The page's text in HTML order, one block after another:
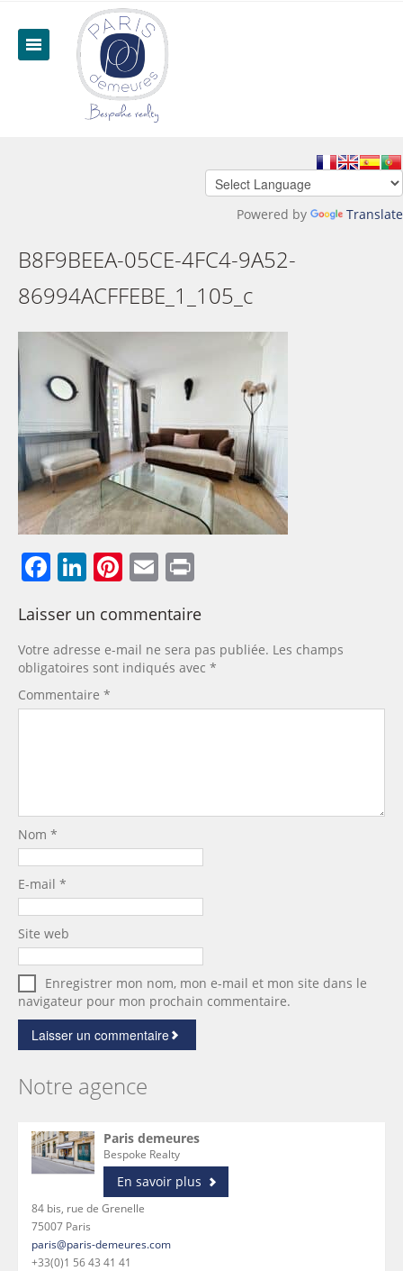
Powered by Translate
B8F9BEEA-05CE-4FC4-9A52-
86994ACFFEBE_1_105_c
Facebook
LinkedIn
Pinterest
Email
Laisser un commentaire
Votre adresse e-mail ne sera pas publiée. Les champs
obligatoires sont indiqués avec *
Commentaire *
Nom *
E-mail *
Site web
Enregistrer mon nom, mon e-mail et mon site dans le
navigateur pour mon prochain commentaire.
Notre agence
Paris demeures
Bespoke Realty
En savoir plus
84 bis, rue de Grenelle
75007 Paris
paris@paris-demeures.com
+33(0)1 56 43 41 41